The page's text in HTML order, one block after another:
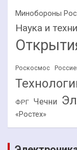
Минобороны
Наука и
Роскосмос
ФРГ Чечни
«Ростех»